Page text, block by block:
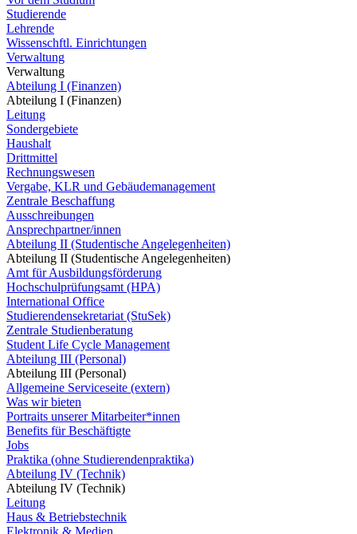
Studierende
Lehrende
Wissenschftl. Einrichtungen
Verwaltung
Verwaltung
Abteilung I (Finanzen)
Abteilung I (Finanzen)
Leitung
Sondergebiete
Haushalt
Drittmittel
Rechnungswesen
Vergabe, KLR und Gebäudemanagement
Zentrale Beschaffung
Ausschreibungen
Ansprechpartner/innen
Abteilung II (Studentische Angelegenheiten)
Abteilung II (Studentische Angelegenheiten)
Amt für Ausbildungsförderung
Hochschulprüfungsamt (HPA)
International Office
Studierendensekretariat (StuSek)
Zentrale Studienberatung
Student Life Cycle Management
Abteilung III (Personal)
Abteilung III (Personal)
Allgemeine Serviceseite (extern)
Was wir bieten
Portraits unserer Mitarbeiter*innen
Benefits für Beschäftigte
Jobs
Praktika (ohne Studierendenpraktika)
Abteilung IV (Technik)
Abteilung IV (Technik)
Leitung
Haus & Betriebstechnik
Elektronik & Medien